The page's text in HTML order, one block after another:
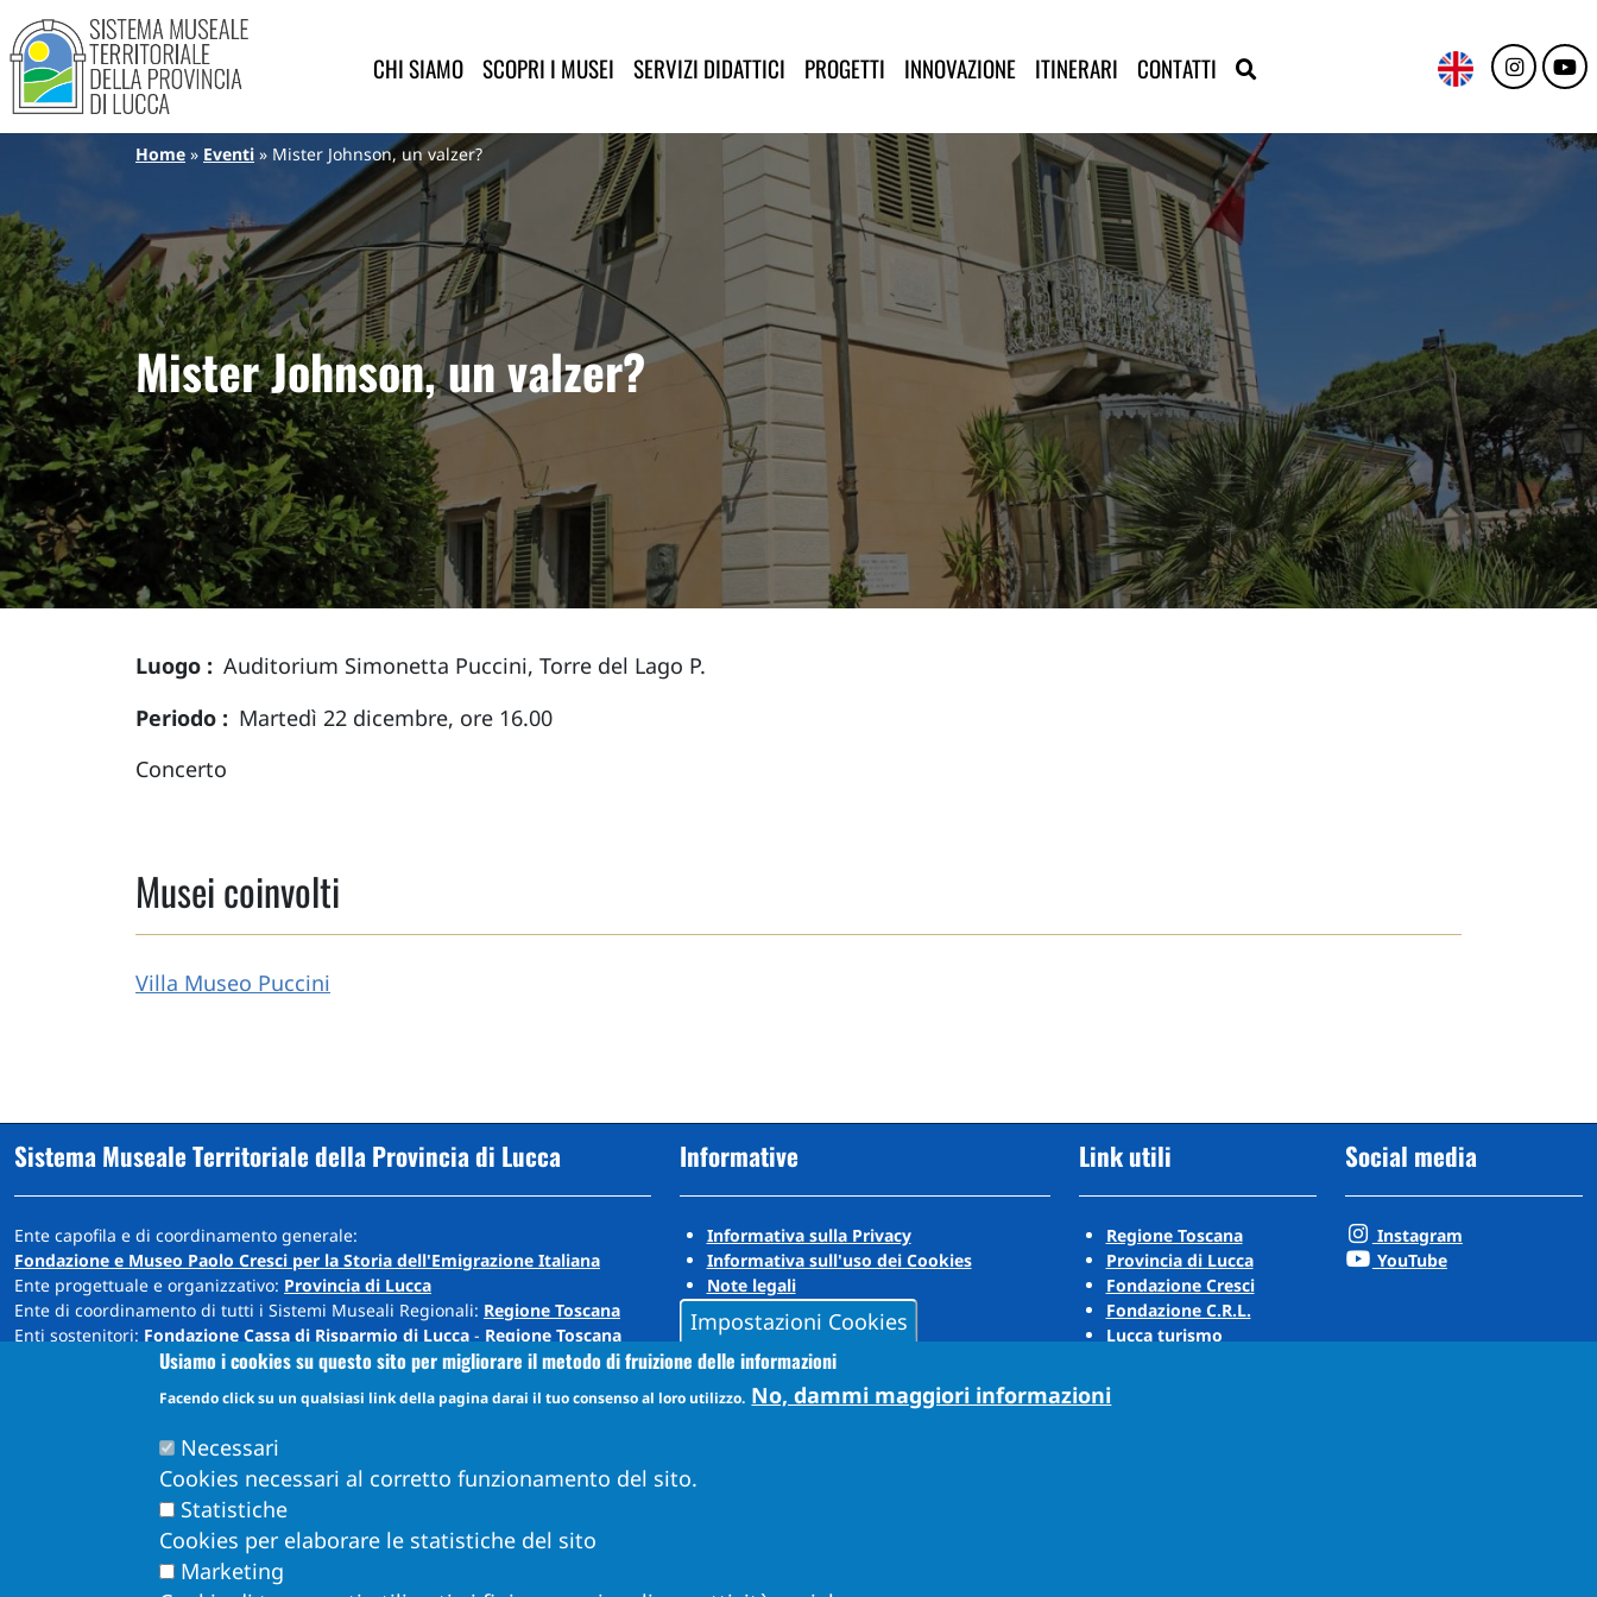
Salta al contenuto principale
Sistema Museale Territoriale della Provincia di Lucca
Navigazione principale
CHI SIAMO SCOPRI I MUSEI SERVIZI DIDATTICI PROGETTI INNOVAZIONE ITINERARI CONTATTI
Briciole di pane
Home Eventi Mister Johnson, un valzer?
Mister Johnson, un valzer?
Luogo
Auditorium Simonetta Puccini, Torre del Lago P.
Periodo
Martedì 22 dicembre, ore 16.00
Concerto
Musei coinvolti
Villa Museo Puccini
Sistema Museale Territoriale della Provincia di Lucca
Ente capofila e di coordinamento generale:
Fondazione e Museo Paolo Cresci per la Storia dell'Emigrazione Italiana
Ente progettuale e organizzativo: Provincia di Lucca
Ente di coordinamento di tutti i Sistemi Museali Regionali: Regione Toscana
Enti sostenitori: Fondazione Cassa di Risparmio di Lucca - Regione Toscana
Sede: Cortile Carrara - Palazzo Ducale - 55100 Lucca
info@museiprovincialucca.it
Informative
Informativa sulla Privacy
Informativa sull'uso dei Cookies
Note legali
Link utili
Regione Toscana
Provincia di Lucca
Fondazione Cresci
Fondazione C.R.L.
Lucca turismo
Puccini Lands
Social media
Instagram
YouTube
Impostazioni Cookies
Usiamo i cookies su questo sito per migliorare il metodo di fruizione delle informazioni
Facendo click su un qualsiasi link della pagina darai il tuo consenso al loro utilizzo. No, dammi maggiori informazioni
Necessari
Cookies necessari al corretto funzionamento del sito.
Statistiche
Cookies per elaborare le statistiche del sito
Marketing